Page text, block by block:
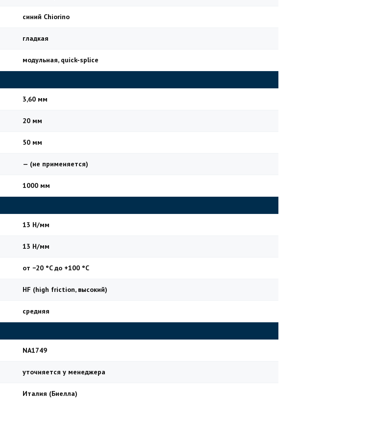
синий Chiorino
гладкая
модульная, quick-splice
3,60 мм
20 мм
50 мм
— (не применяется)
1000 мм
13 Н/мм
13 Н/мм
от −20 °C до +100 °C
HF (high friction, высокий)
средняя
NA1749
уточняется у менеджера
Италия (Биелла)